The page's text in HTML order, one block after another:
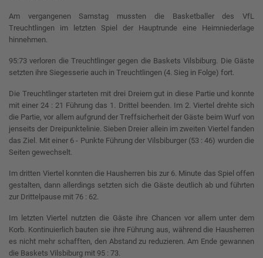
Am vergangenen Samstag mussten die Basketballer des VfL
Treuchtlingen im letzten Spiel der Hauptrunde eine Heimniederlage
hinnehmen.
95:73 verloren die Treuchtlinger gegen die Baskets Vilsbiburg. Die Gäste
setzten ihre Siegesserie auch in Treuchtlingen (4. Sieg in Folge) fort.
Die Treuchtlinger starteten mit drei Dreiern gut in diese Partie und konnte
mit einer 24 : 21 Führung das 1. Drittel beenden. Im 2. Viertel drehte sich
die Partie, vor allem aufgrund der Treffsicherheit der Gäste beim Wurf von
jenseits der Dreipunktelinie. Sieben Dreier allein im zweiten Viertel fanden
das Ziel. Mit einer 6 - Punkte Führung der Vilsbiburger (53 : 46) wurden die
Seiten gewechselt.
Im dritten Viertel konnten die Hausherren bis zur 6. Minute das Spiel offen
gestalten, dann allerdings setzten sich die Gäste deutlich ab und führten
zur Drittelpause mit 76 : 62.
Im letzten Viertel nutzten die Gäste ihre Chancen vor allem unter dem
Korb. Kontinuierlich bauten sie ihre Führung aus, während die Hausherren
es nicht mehr schafften, den Abstand zu reduzieren. Am Ende gewannen
die Baskets Vilsbiburg mit 95 : 73.